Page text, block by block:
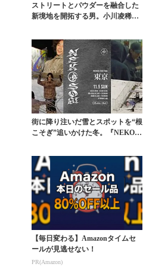
ストリートとパウダーを融合した
新境地を開拓する男。小川凌稀の
街に降り注いだ雪とスポットを“根
こそぎ”追いかけた冬。『NEKOS
【毎日変わる】Amazonタイムセ
ールが見逃せない！
PR(Amazon)